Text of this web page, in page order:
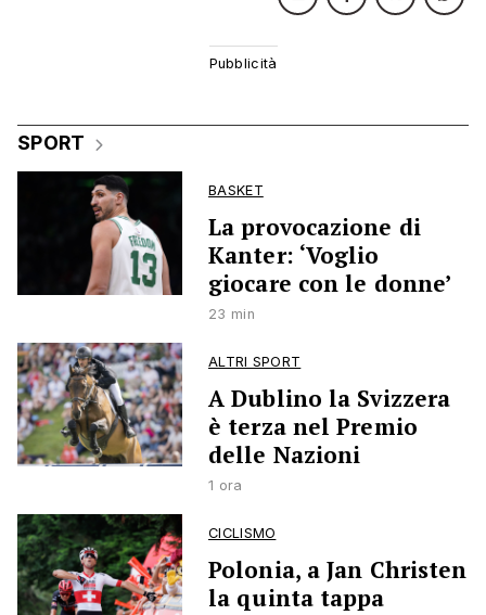
SPORT
BASKET
La provocazione di
Kanter: ‘Voglio
giocare con le donne’
23 min
ALTRI SPORT
A Dublino la Svizzera
è terza nel Premio
delle Nazioni
1 ora
CICLISMO
Polonia, a Jan Christen
la quinta tappa